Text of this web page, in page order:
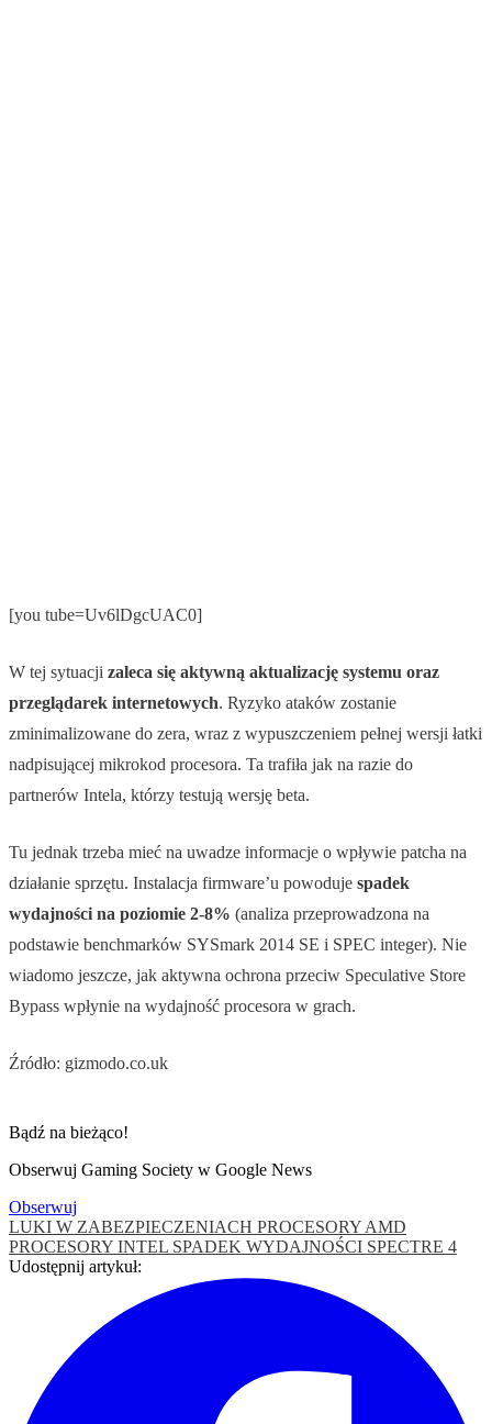
[you tube=Uv6lDgcUAC0]
W tej sytuacji zaleca się aktywną aktualizację systemu oraz
przeglądarek internetowych. Ryzyko ataków zostanie
zminimalizowane do zera, wraz z wypuszczeniem pełnej wersji łatki
nadpisującej mikrokod procesora. Ta trafiła jak na razie do
partnerów Intela, którzy testują wersję beta.
Tu jednak trzeba mieć na uwadze informacje o wpływie patcha na
działanie sprzętu. Instalacja firmware’u powoduje spadek
wydajności na poziomie 2-8% (analiza przeprowadzona na
podstawie benchmarków SYSmark 2014 SE i SPEC integer). Nie
wiadomo jeszcze, jak aktywna ochrona przeciw Speculative Store
Bypass wpłynie na wydajność procesora w grach.
Źródło: gizmodo.co.uk
Bądź na bieżąco!
Obserwuj Gaming Society w Google News
Obserwuj
LUKI W ZABEZPIECZENIACH PROCESORY AMD
PROCESORY INTEL SPADEK WYDAJNOŚCI SPECTRE 4
Udostępnij artykuł: